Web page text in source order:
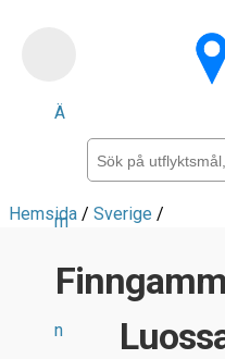
Ä
m
n
Hemsida / Sverige /